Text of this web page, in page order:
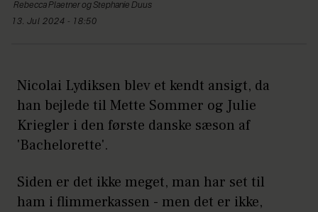
RebeccaPlaetner og Stephanie Duus
13. Jul 2024 - 18:50
Nicolai Lydiksen blev et kendt ansigt, da
han bejlede til Mette Sommer og Julie
Kriegler i den første danske sæson af
'Bachelorette'.
Siden er det ikke meget, man har set til
ham i flimmerkassen - men det er ikke,